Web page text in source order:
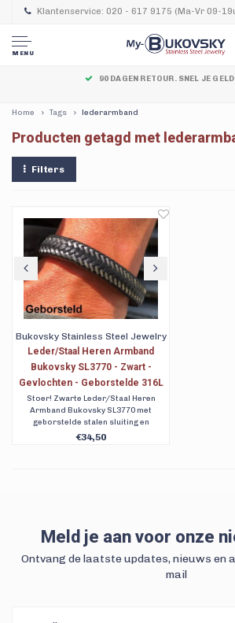
Klantenservice: 020 - 617 9175 (Ma-Vr 09-
MENU
90 DAGEN RETOUR. SNEL JE
Home Tags lederarmband
Producten getagd met
Filters
Bukovsky Stainless Steel Jewelry
Leder/Staal Heren Armband
Bukovsky SL3770 - Zwart -
Gevlochten - Geborstelde 316L
Stalen Sluiting - Vanaf € 34,50
Stoer! Zwarte Leder/Staal Heren
Armband Bukovsky SL3770 met
geborstelde stalen sluiting en
gevlochten leder en staaldraad.
€34,50
Meld je aan voor onze
Ontvang de laatste updates, nieuws en
mail